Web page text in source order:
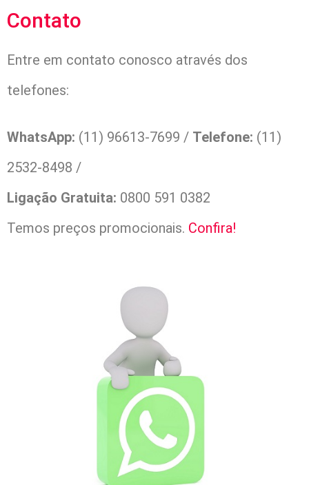
Contato
Entre em contato conosco através dos
telefones:
WhatsApp: (11) 96613-7699 / Telefone: (11)
2532-8498 /
Ligação Gratuita: 0800 591 0382
Temos preços promocionais. Confira!